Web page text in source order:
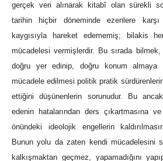
gerçek veri alınarak kitabî olan sürekli
tarihin hiçbir döneminde ezenlere karşı
kaygısıyla hareket edememiş; bilakis
mücadelesi vermişlerdir. Bu sırada
doğru yer edinip, doğru konum almaya
mücadele edilmesi politik pratik
ettiğini düşünenlerin sorunudur. Bu
edenin hatalarından ders çıkartmasına
önündeki ideolojik engellerin
Bunun yolu da zaten kendi mücadelesini
kalkışmaktan geçmez, yapamadığını